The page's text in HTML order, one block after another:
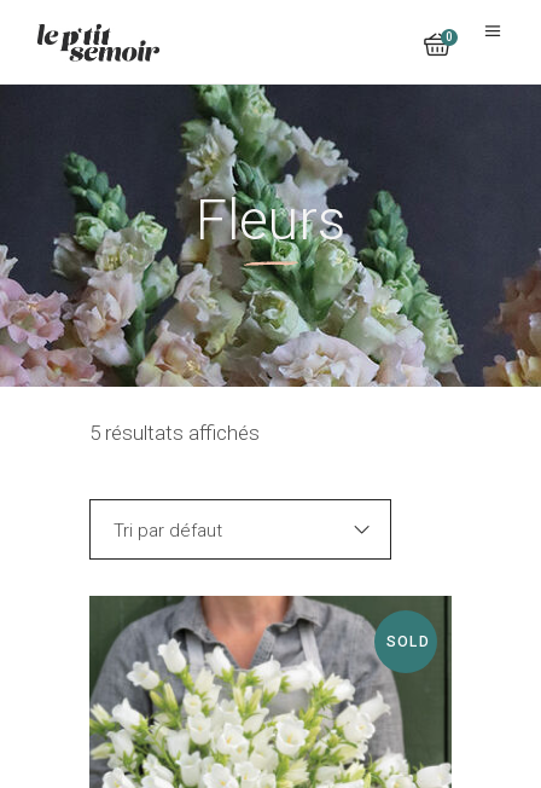
0
No products in the cart.
Fleurs
5 résultats affichés
Tri par défaut
SOLD